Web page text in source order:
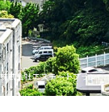
式会社エステートプラン